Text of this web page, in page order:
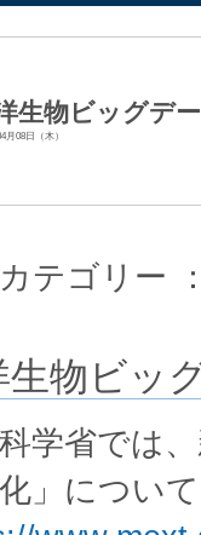
生物ビッグデ
月08日（木）
テゴリー
生物ビッ
学省では
」につい
日本生化学会